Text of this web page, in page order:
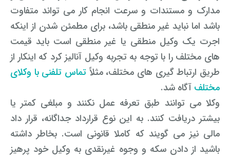
مدارک و مستندات و سرعت انجام کار می تواند متفاوت
باشد اما نباید غیر منطقی باشد، برای مطمئن شدن از اینکه
اجرت یک وکیل منطقی یا غیر منطقی است باید قیمت
های مختلف را با توجه به تجربه وکیل آنالیز کرد که اینکار از
طریق ارتباط گیری های مختلف، مثلاً تماس تلفنی با وکلای
مختلف آگاه شد.
وکلا می توانند طبق تعرفه عمل نکنند و مبلغی کمتر یا
بیشتر دریافت کنند. به این نوع قرارداد جداگانه، قرار داد
مالی نیز می گویند که کاملا قانونی است. بخاطر داشته
باشید از دادن سکه و وجوه غیرنقدی به وکیل خود پرهیز